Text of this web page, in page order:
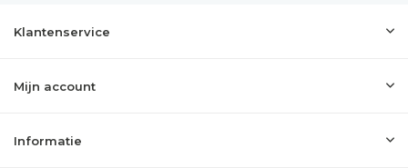
Klantenservice
Mijn account
Informatie